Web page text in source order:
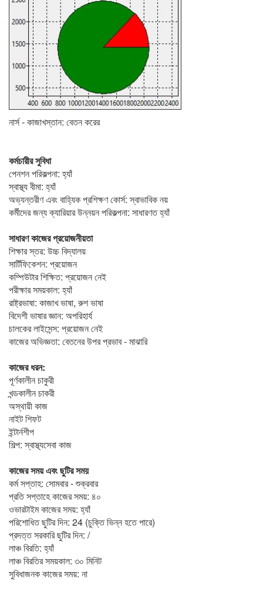
নার্স - কাজাখস্তান: বেতন করের
কর্মচারীর সুবিধা
পেনশন পরিকল্পনা: হ্যাঁ
স্বাস্থ্য বীমা: হ্যাঁ
অভ্যন্তরীণ এবং বাহ্যিক প্রশিক্ষণ কোর্স: স্বাভাবিক নয়
কর্মীদের জন্য ক্যারিয়ার উন্নয়ন পরিকল্পনা: সাধারণত হ্যাঁ
সাধারণ কাজের প্রয়োজনীয়তা
শিক্ষার স্তর: উচ্চ বিদ্যালয়
সার্টিফিকেশন: প্রয়োজন
কম্পিউটার শিক্ষিত: প্রয়োজন নেই
পরীক্ষার সময়কাল: হ্যাঁ
রাষ্ট্রভাষা: কাজাখ ভাষা, রুশ ভাষা
বিদেশী ভাষার জ্ঞান: অপরিহার্য
চালকের লাইসেন্স: প্রয়োজন নেই
কাজের অভিজ্ঞতা: বেতনের উপর প্রভাব - মাঝারি
কাজের ধরন:
পূর্ণকালীন চাকুরী
খন্ডকালীন চাকরী
অস্থায়ী কাজ
নাইট শিফট
ইন্টার্নশীপ
শিল্প: স্বাস্থ্যসেবা কাজ
কাজের সময় এবং ছুটির সময়
কর্ম সপ্তাহ: সোমবার - শুক্রবার
প্রতি সপ্তাহে কাজের সময়: ৪০
ওভারটাইম কাজের সময়: হ্যাঁ
পরিশোধিত ছুটির দিন: 24 (চুক্তি ভিন্ন হতে পারে)
প্রদত্ত সরকারি ছুটির দিন: /
লাঞ্চ বিরতি: হ্যাঁ
লাঞ্চ বিরতির সময়কাল: ৩০ মিনিট
সুবিধাজনক কাজের সময়: না